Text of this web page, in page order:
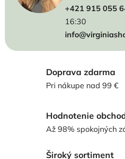
+421 915 055
16:30
Doprava zdarma
Pri nákupe nad 99 €
Hodnotenie
Až 98% spokojných
Široký sortiment